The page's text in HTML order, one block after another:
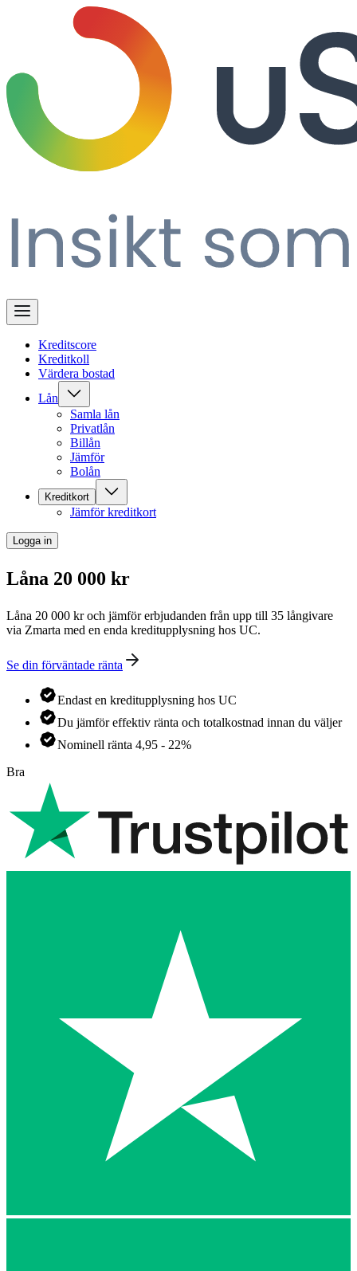
Kreditscore
Kreditkoll
Värdera bostad
Lån
Samla lån
Privatlån
Billån
Jämför
Bolån
Kreditkort
Jämför kreditkort
Logga in
Låna 20 000 kr
Låna 20 000 kr och jämför erbjudanden från upp till 35 långivare
via Zmarta med en enda kreditupplysning hos UC.
Se din förväntade ränta
Endast en kreditupplysning hos UC
Du jämför effektiv ränta och totalkostnad innan du väljer
Nominell ränta 4,95 - 22%
Bra